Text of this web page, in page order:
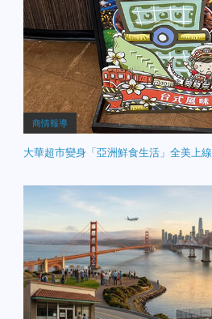
商情報導
大華超市變身「亞洲鮮食生活」全美上線